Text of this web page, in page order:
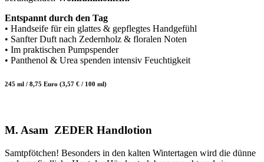
Entspannt durch den Tag
• Handseife für ein glattes & gepflegtes Handgefühl
• Sanfter Duft nach Zedernholz & floralen Noten
• Im praktischen Pumpspender
• Panthenol & Urea spenden intensiv Feuchtigkeit
245 ml / 8,75 Euro (3,57 € / 100 ml)
M. Asam ZEDER Handlotion
Samtpfötchen! Besonders in den kalten Wintertagen wird die dünne